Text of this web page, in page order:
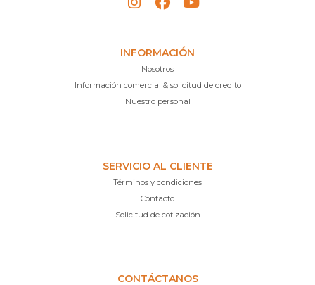
INFORMACIÓN
Nosotros
Información comercial & solicitud de credito
Nuestro personal
SERVICIO AL CLIENTE
Términos y condiciones
Contacto
Solicitud de cotización
CONTÁCTANOS